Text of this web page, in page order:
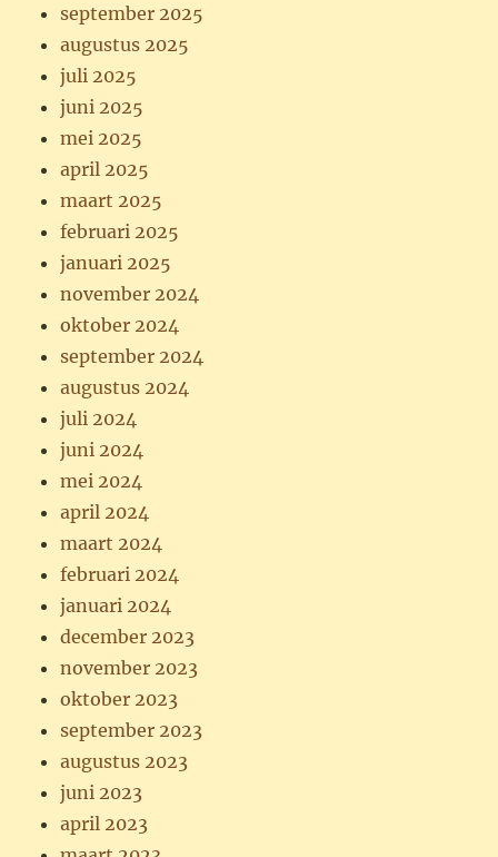
september 2025
augustus 2025
juli 2025
juni 2025
mei 2025
april 2025
maart 2025
februari 2025
januari 2025
november 2024
oktober 2024
september 2024
augustus 2024
juli 2024
juni 2024
mei 2024
april 2024
maart 2024
februari 2024
januari 2024
december 2023
november 2023
oktober 2023
september 2023
augustus 2023
juni 2023
april 2023